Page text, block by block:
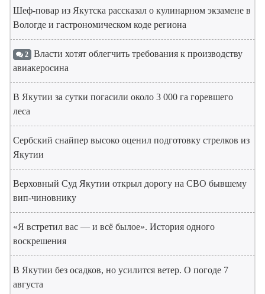
Шеф-повар из Якутска рассказал о кулинарном экзамене в
Вологде и гастрономическом коде региона
2 Власти хотят облегчить требования к производству
авиакеросина
В Якутии за сутки погасили около 3 000 га горевшего
леса
Сербский снайпер высоко оценил подготовку стрелков из
Якутии
Верховный Суд Якутии открыл дорогу на СВО бывшему
вип-чиновнику
«Я встретил вас — и всё былое». История одного
воскрешения
В Якутии без осадков, но усилится ветер. О погоде 7
августа